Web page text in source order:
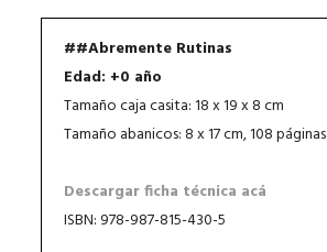
##Abremente Rutinas
Edad: +0 año
Tamaño caja casita: 18 x 19 x 8 cm
Tamaño abanicos: 8 x 17 cm, 108 páginas
Descargar ficha técnica acá
ISBN: 978-987-815-430-5